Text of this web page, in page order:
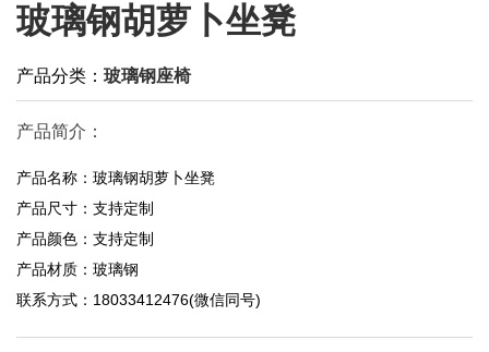
玻璃钢胡萝卜坐凳
产品分类： 玻璃钢座椅
产品简介：
产品名称：玻璃钢胡萝卜坐凳
产品尺寸：支持定制
产品颜色：支持定制
产品材质：玻璃钢
联系方式：18033412476(微信同号)